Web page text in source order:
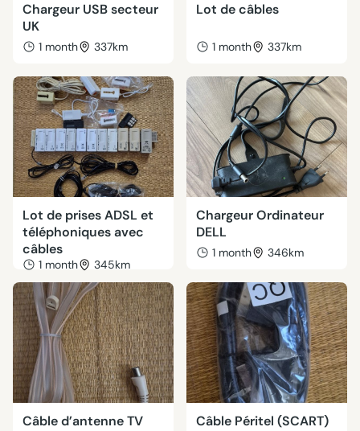
Chargeur USB secteur
UK
1 month 337km
Lot de câbles
1 month 337km
Lot de prises ADSL et
téléphoniques avec
câbles
1 month 345km
Chargeur Ordinateur
DELL
1 month 346km
Câble d’antenne TV
Câble Péritel (SCART)